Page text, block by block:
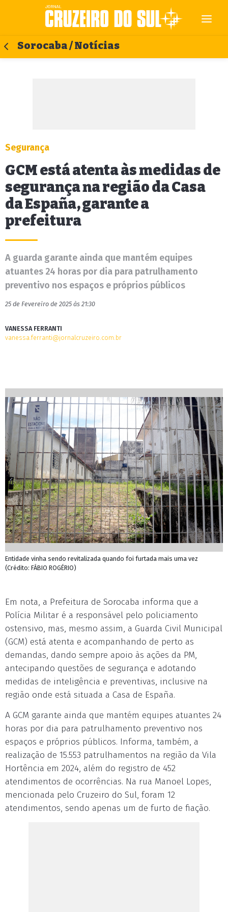
Sorocaba / Notícias
Segurança
GCM está atenta às medidas de
segurança na região da Casa
da España, garante a
prefeitura
A guarda garante ainda que mantém equipes
atuantes 24 horas por dia para patrulhamento
preventivo nos espaços e próprios públicos
25 de Fevereiro de 2025 às 21:30
VANESSA FERRANTI
vanessa.ferranti@jornalcruzeiro.com.br
Entidade vinha sendo revitalizada quando foi furtada mais uma vez
(Crédito: FÁBIO ROGÉRIO)
Em nota, a Prefeitura de Sorocaba informa que a
Polícia Militar é a responsável pelo policiamento
ostensivo, mas, mesmo assim, a Guarda Civil Municipal
(GCM) está atenta e acompanhando de perto as
demandas, dando sempre apoio às ações da PM,
antecipando questões de segurança e adotando
medidas de inteligência e preventivas, inclusive na
região onde está situada a Casa de España.
A GCM garante ainda que mantém equipes atuantes 24
horas por dia para patrulhamento preventivo nos
espaços e próprios públicos. Informa, também, a
realização de 15.553 patrulhamentos na região da Vila
Hortência em 2024, além do registro de 452
atendimentos de ocorrências. Na rua Manoel Lopes,
mencionada pelo Cruzeiro do Sul, foram 12
atendimentos, sendo apenas um de furto de fiação.